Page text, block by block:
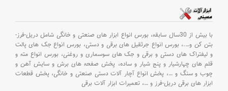
با بیش از 30سال سابقه،
بورس انواع ابزار های صنعتی و خانگی شامل دریل-فرز-
بتن کن و….، بورس انواع جرثقیل های برقی و دستی، بورس انواع جک های پالت
و لیفتراک های دستی و برقی و جک های سوسماری و روغنی، بورس انواع مته و
قلم های چهارشیار و پنج شیار و ساده، پخش صفحه های برش و سایش آهن و
چوب و سنگ و …، پخش انواع آچار آلات دستی صنعتی و خانگی، پخش قطعات
ابزار های برقی دریل-فرز و …، تعمیرات ابزار آلات برقی